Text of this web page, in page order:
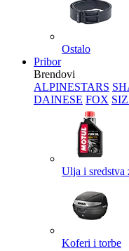
Ostalo
Pribor
Brendovi
ALPINESTARS
DAINESE FOX
Ulja i sredstva
Koferi i torbe